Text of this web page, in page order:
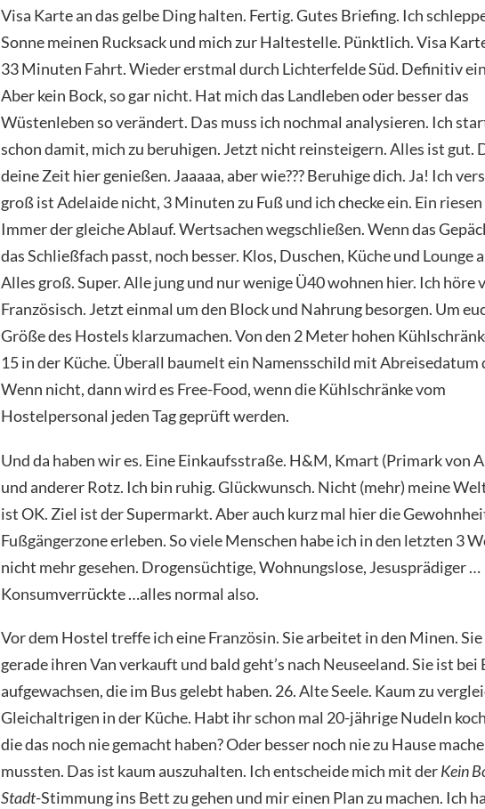
Visa Karte an das gelbe Ding halten. Fertig. Gutes Briefing. Ich
Sonne meinen Rucksack und mich zur Haltestelle. Pünktlich. Visa
33 Minuten Fahrt. Wieder erstmal durch Lichterfelde Süd. Definitiv
Aber kein Bock, so gar nicht. Hat mich das Landleben oder besser das
Wüstenleben so verändert. Das muss ich nochmal analysieren. Ich
schon damit, mich zu beruhigen. Jetzt nicht reinsteigern. Alles ist gut.
deine Zeit hier genießen. Jaaaaa, aber wie??? Beruhige dich. Ja! Ich
groß ist Adelaide nicht, 3 Minuten zu Fuß und ich checke ein. Ein riesen
Immer der gleiche Ablauf. Wertsachen wegschließen. Wenn das
das Schließfach passt, noch besser. Klos, Duschen, Küche und Lounge
Alles groß. Super. Alle jung und nur wenige Ü40 wohnen hier. Ich höre
Französisch. Jetzt einmal um den Block und Nahrung besorgen. Um
Größe des Hostels klarzumachen. Von den 2 Meter hohen
15 in der Küche. Überall baumelt ein Namensschild mit Abreisedatum
Wenn nicht, dann wird es Free-Food, wenn die Kühlschränke vom
Hostelpersonal jeden Tag geprüft werden.
Und da haben wir es. Eine Einkaufsstraße. H&M, Kmart (Primark von
und anderer Rotz. Ich bin ruhig. Glückwunsch. Nicht (mehr) meine
ist OK. Ziel ist der Supermarkt. Aber auch kurz mal hier die
Fußgängerzone erleben. So viele Menschen habe ich in den letzten 3
nicht mehr gesehen. Drogensüchtige, Wohnungslose, Jesusprädiger …
Konsumverrückte …alles normal also.
Vor dem Hostel treffe ich eine Französin. Sie arbeitet in den Minen.
gerade ihren Van verkauft und bald geht’s nach Neuseeland. Sie ist bei
aufgewachsen, die im Bus gelebt haben. 26. Alte Seele. Kaum zu
Gleichaltrigen in der Küche. Habt ihr schon mal 20-jährige Nudeln
die das noch nie gemacht haben? Oder besser noch nie zu Hause
mussten. Das ist kaum auszuhalten. Ich entscheide mich mit derKein
Stadt-Stimmung ins Bett zu gehen und mir einen Plan zu machen. Ich